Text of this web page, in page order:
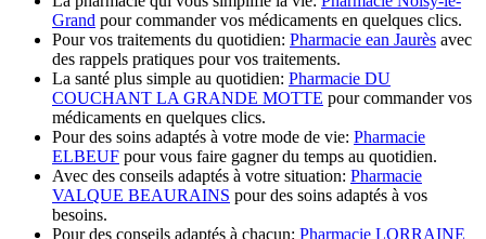
Grand pour commander vos médicaments en quelques clics.
Pour vos traitements du quotidien: Pharmacie ean Jaurès avec
des rappels pratiques pour vos traitements.
La santé plus simple au quotidien: Pharmacie DU
COUCHANT LA GRANDE MOTTE pour commander vos
médicaments en quelques clics.
Pour des soins adaptés à votre mode de vie: Pharmacie
ELBEUF pour vous faire gagner du temps au quotidien.
Avec des conseils adaptés à votre situation: Pharmacie
VALQUE BEAURAINS pour des soins adaptés à vos
besoins.
Pour des conseils adaptés à chacun: Pharmacie LORRAINE